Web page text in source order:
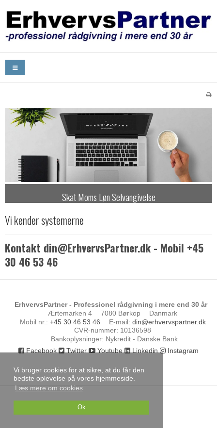
Vi bruger cookies for at sikre, at du får den
bedste oplevelse på vores hjemmeside.
Læs mere om cookies
Ok
Skat Moms Løn Selvangivelse
Vi kender systemerne
Kontakt din@ErhvervsPartner.dk - Mobil +45
30 46 53 46
ErhvervsPartner - Professionel rådgivning i mere end 30 år
Ærtemarken 4
7080 Børkop
Danmark
Mobil nr. : +45 30 46 53 46 E-mail: din@erhvervspartner.dk
CVR-nummer: 10136598
Bankoplysninger: Nykredit - Danske Bank
Facebook
Twitter Youtube Linkedin Instagram